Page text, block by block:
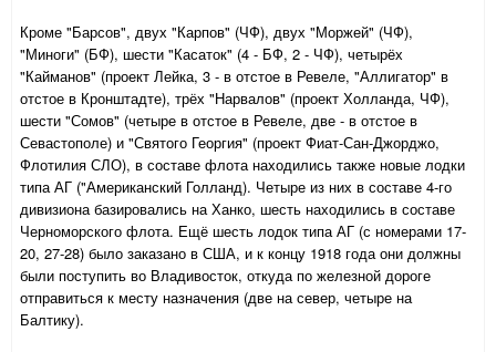
Кроме "Барсов", двух "Карпов" (ЧФ), двух "Моржей" (ЧФ),
"Миноги" (БФ), шести "Касаток" (4 - БФ, 2 - ЧФ), четырёх
"Кайманов" (проект Лейка, 3 - в отстое в Ревеле, "Аллигатор" в
отстое в Кронштадте), трёх "Нарвалов" (проект Холланда, ЧФ),
шести "Сомов" (четыре в отстое в Ревеле, две - в отстое в
Севастополе) и "Святого Георгия" (проект Фиат-Сан-Джорджо,
Флотилия СЛО), в составе флота находились также новые лодки
типа АГ ("Американский Голланд). Четыре из них в составе 4-го
дивизиона базировались на Ханко, шесть находились в составе
Черноморского флота. Ещё шесть лодок типа АГ (с номерами 17-
20, 27-28) было заказано в США, и к концу 1918 года они должны
были поступить во Владивосток, откуда по железной дороге
отправиться к месту назначения (две на север, четыре на
Балтику).